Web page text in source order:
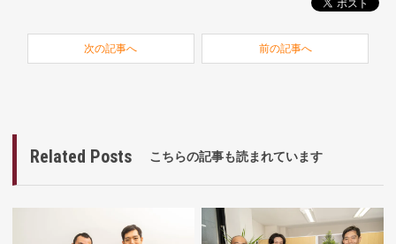
次の記事へ 前の記事へ
Related Posts こちらの記事も読まれています